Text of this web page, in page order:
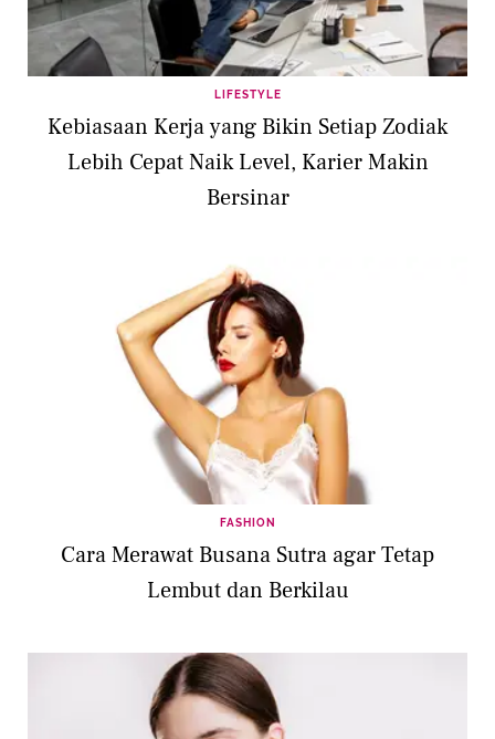
LIFESTYLE
Kebiasaan Kerja yang Bikin Setiap Zodiak
Lebih Cepat Naik Level, Karier Makin
Bersinar
FASHION
Cara Merawat Busana Sutra agar Tetap
Lembut dan Berkilau